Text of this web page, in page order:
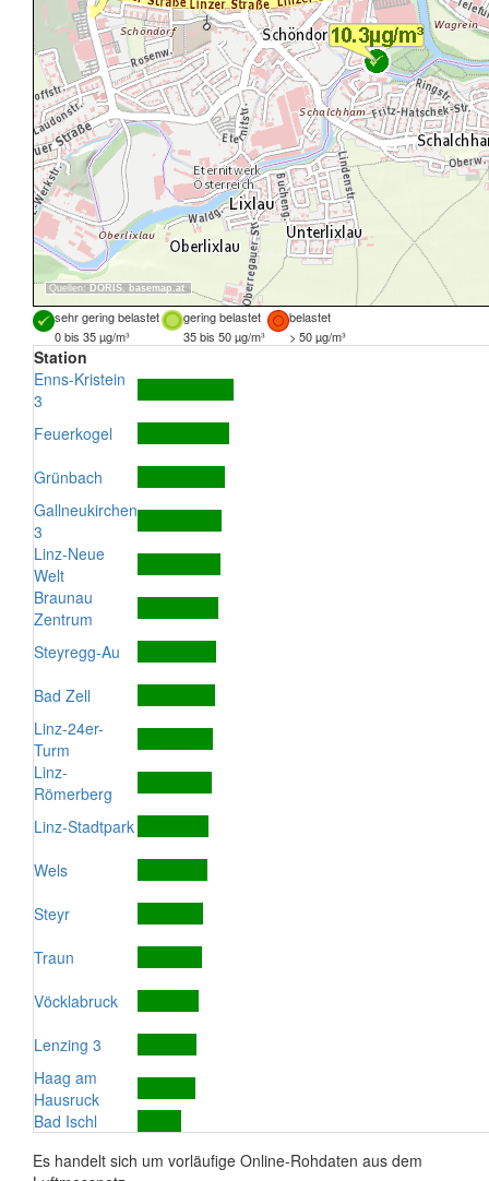
Quellen: DORIS, basemap.at
sehr gering belastet gering belastet
belastet
0 bis 35 µg/m³
35 bis 50 µg/m³ > 50 µg/m³
Station
Enns-Kristein
3
Feuerkogel
Grünbach
Gallneukirchen
3
Linz-Neue
Welt
Braunau
Zentrum
Steyregg-Au
Bad Zell
Linz-24er-
Turm
Linz-
Römerberg
Linz-Stadtpark
Wels
Steyr
Traun
Vöcklabruck
Lenzing 3
Haag am
Hausruck
Bad Ischl
Es handelt sich um vorläufige Online-Rohdaten aus dem